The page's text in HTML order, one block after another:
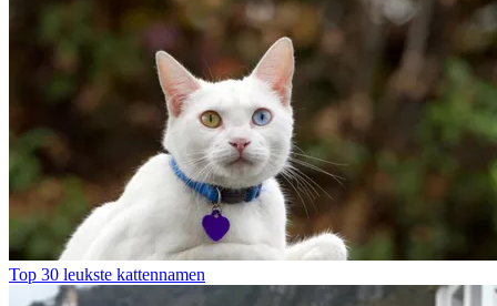
Top 30 leukste kattennamen